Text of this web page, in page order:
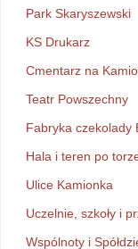
Park Skaryszewski
KS Drukarz
Cmentarz na
Teatr Powszechny
Fabryka czekolady
Hala i teren po
Ulice Kamionka
Uczelnie, szkoły i
Wspólnoty i